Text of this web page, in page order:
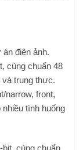
điện ảnh.
cùng chuẩn 48
và trung thực.
narrow, front,
nhiều tình huống